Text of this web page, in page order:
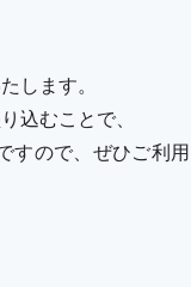
します。
込むことで、
すので、ぜひご利用